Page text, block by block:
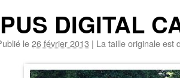
DIGITAL
le26 février 2013 | La taille originale est